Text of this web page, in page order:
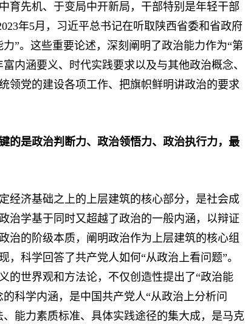
育先机、于变局中开新局，干部特别是年轻干部
年5月，习近平总书记在听取陕西省委和省政府
”。这些重要论述，深刻阐明了政治能力作为“第
内涵要义、时代实践要求以及与其他政治概念、
领党的建设各项工作、把旗帜鲜明讲政治的要求
的是政治判断力、政治领悟力、政治执行力，最
济基础之上的上层建筑的核心部分，是社会成
治学基于同时又超越了政治的一般内涵，以辩证
治的阶级本质，阐明政治作为上层建筑的核心组
科学回答了共产党人如何“从政治上看问题”。
的世界观和方法论，不仅创造性提出了“政治能
科学内涵，是中国共产党人“从政治上分析问
能力素质标准、具体实践途径的集大成，是马克